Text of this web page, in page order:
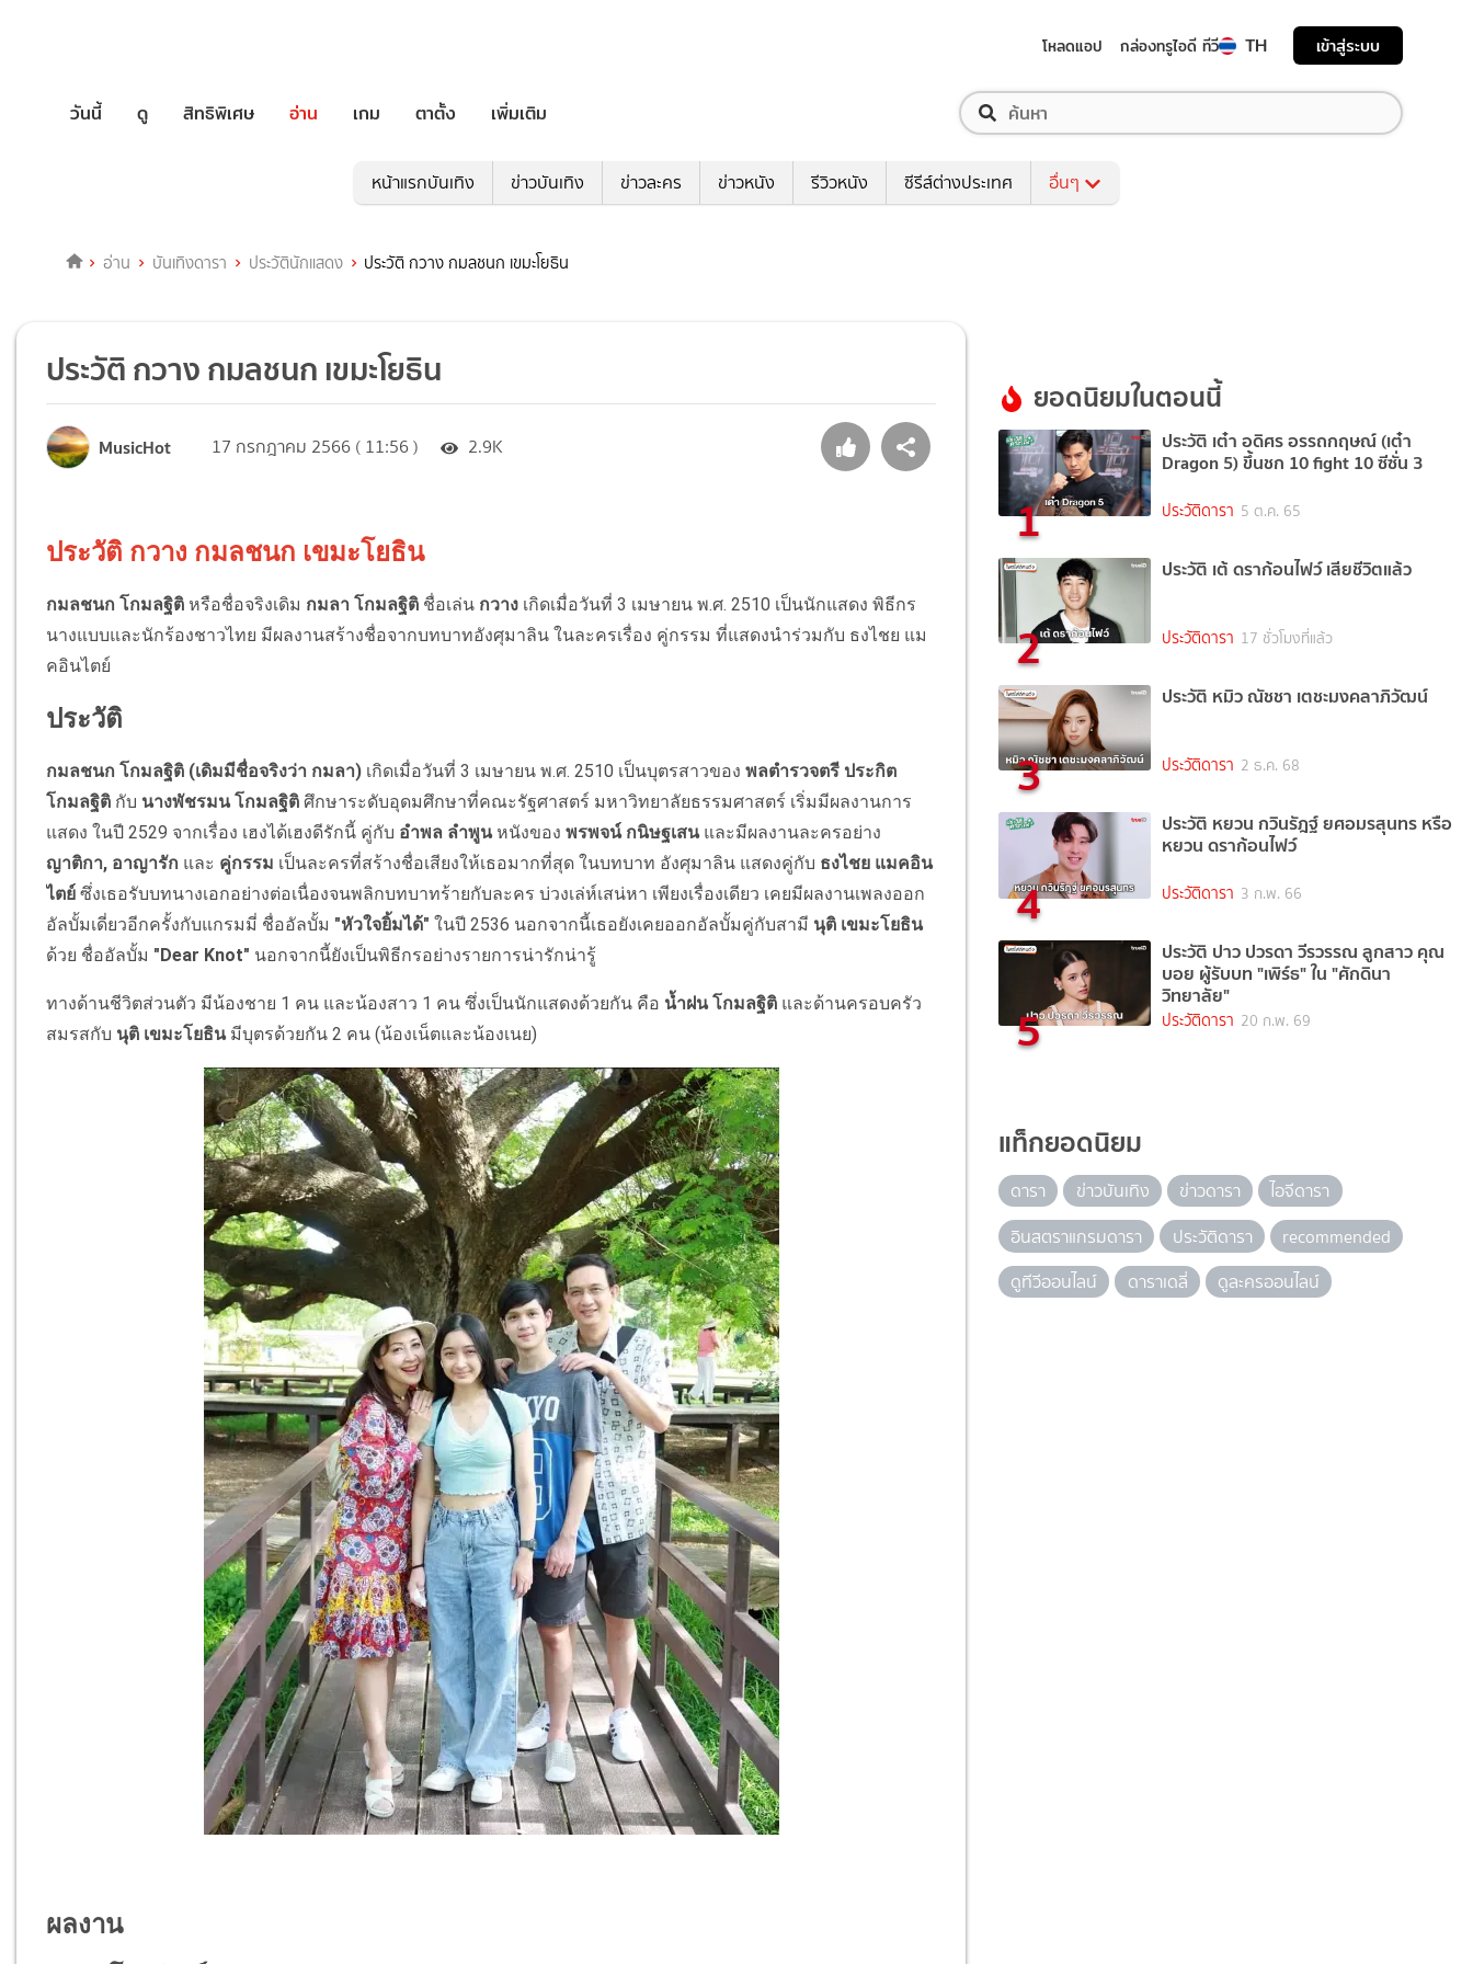
โหลดแอป กล่องทรูไอดี ทีวี TH เข้าสู่ระบบ
วันนี้ ดู สิทธิพิเศษ อ่าน เกม ตาตั้ง เพิ่มเติม
หน้าแรกบันเทิง ข่าวบันเทิง ข่าวละคร ข่าวหนัง รีวิวหนัง ซีรีส์ต่างประเทศ อื่นๆ
อ่าน บันเทิงดารา ประวัตินักแสดง ประวัติ กวาง กมลชนก เขมะโยธิน
ประวัติ กวาง กมลชนก เขมะโยธิน
MusicHot 17 กรกฎาคม 2566 ( 11:56 ) 2.9K
ประวัติ กวาง กมลชนก เขมะโยธิน
กมลชนก โกมลฐิติ หรือชื่อจริงเดิม กมลา โกมลฐิติ ชื่อเล่น กวาง เกิดเมื่อวันที่ 3 เมษายน พ.ศ. 2510 เป็นนักแสดง พิธีกร
นางแบบและนักร้องชาวไทย มีผลงานสร้างชื่อจากบทบาทอังศุมาลิน ในละครเรื่อง คู่กรรม ที่แสดงนำร่วมกับ ธงไชย แม
คอินไตย์
ประวัติ
กมลชนก โกมลฐิติ (เดิมมีชื่อจริงว่า กมลา) เกิดเมื่อวันที่ 3 เมษายน พ.ศ. 2510 เป็นบุตรสาวของพลตำรวจตรี ประกิต
โกมลฐิติ กับ นางพัชรมน โกมลฐิติ ศึกษาระดับอุดมศึกษาที่คณะรัฐศาสตร์ มหาวิทยาลัยธรรมศาสตร์ เริ่มมีผลงานการ
แสดง ในปี 2529 จากเรื่อง เฮงได้เฮงดีรักนี้ คู่กับ อำพล ลำพูนหนังของพรพจน์ กนิษฐเสนและมีผลงานละครอย่าง
ญาติกา, อาญารัก และ คู่กรรม เป็นละครที่สร้างชื่อเสียงให้เธอมากที่สุด ในบทบาท อังศุมาลิน แสดงคู่กับ ธงไชย แมคอิน
ไตย์ ซึ่งเธอรับบทนางเอกอย่างต่อเนื่องจนพลิกบทบาทร้ายกับละคร บ่วงเล่ห์เสน่หา เพียงเรื่องเดียว เคยมีผลงานเพลงออก
อัลบั้มเดี่ยวอีกครั้งกับแกรมมี่ ชื่ออัลบั้ม "หัวใจยิ้มได้"ในปี 2536 นอกจากนี้เธอยังเคยออกอัลบั้มคู่กับสามี นุติ เขมะโยธิน
ด้วย ชื่ออัลบั้ม "Dear Knot" นอกจากนี้ยังเป็นพิธีกรอย่างรายการน่ารักน่ารู้
ทางด้านชีวิตส่วนตัว มีน้องชาย 1 คน และน้องสาว 1 คน ซึ่งเป็นนักแสดงด้วยกัน คือ น้ำฝน โกมลฐิติ และด้านครอบครัว
สมรสกับ นุติ เขมะโยธินมีบุตรด้วยกัน 2 คน (น้องเน็ตและน้องเนย)
ผลงาน
ยอดนิยมในตอนนี้
1
ประวัติ เต๋า อดิศร อรรถกฤษณ์ (เต๋า
Dragon 5) ขึ้นชก 10 fight 10 ซีซั่น 3
ประวัติดารา 5 ต.ค. 65
2
ประวัติ เต้ ดราก้อนไฟว์ เสียชีวิตแล้ว
ประวัติดารา 17 ชั่วโมงที่แล้ว
3
ประวัติ หมิว ณัชชา เตชะมงคลาภิวัฒน์
ประวัติดารา 2 ธ.ค. 68
4
ประวัติ หยวน กวินรัฎฐ์ ยศอมรสุนทร หรือ
หยวน ดราก้อนไฟว์
ประวัติดารา 3 ก.พ. 66
5
ประวัติ ปาว ปวรดา วีรวรรณ ลูกสาว คุณ
บอย ผู้รับบท "เพิร์ธ" ใน "ศักดินา
วิทยาลัย"
ประวัติดารา 20 ก.พ. 69
แท็กยอดนิยม
ดารา ข่าวบันเทิง ข่าวดารา
ไอจีดารา
อินสตราแกรมดารา
ประวัติดารา
recommended
ดูทีวีออนไลน์
ดาราเดลี่ ดูละครออนไลน์